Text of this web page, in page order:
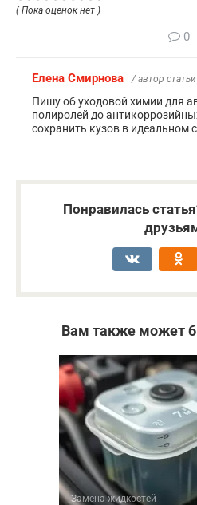
( Пока оценок нет )
0
Елена Смирнова / автор статьи
Пишу об уходовой химии для
полиролей до
сохранить кузов в идеальном
Понравилась
Вам также может
Замена жидкостей